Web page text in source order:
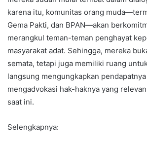
karena itu, komunitas orang
Gema Pakti, dan BPAN—akan
merangkul teman-teman penghayat
masyarakat adat. Sehingga, mereka
semata, tetapi juga memiliki ruang
langsung mengungkapkan
mengadvokasi hak-haknya yang
saat ini.
Selengkapnya: